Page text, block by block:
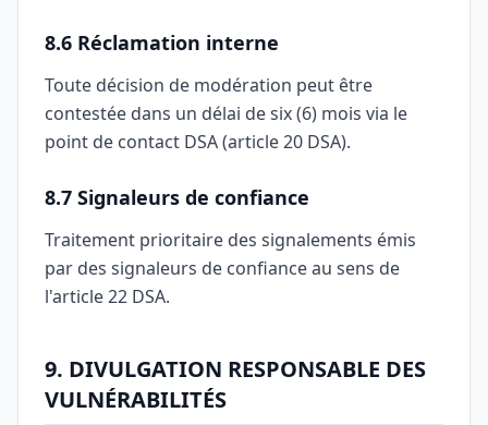
8.6 Réclamation interne
Toute décision de modération peut être
contestée dans un délai de six (6) mois via le
point de contact DSA (article 20 DSA).
8.7 Signaleurs de confiance
Traitement prioritaire des signalements émis
par des signaleurs de confiance au sens de
l'article 22 DSA.
9. DIVULGATION RESPONSABLE DES
VULNÉRABILITÉS